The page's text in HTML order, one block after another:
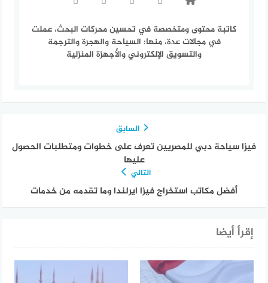
كاتبة محتوى ومتخصصة في تحسين محركات البحث، عملت
في مجالات عدة، منها: السياحة والهجرة والترجمة
والتسويق الإلكتروني والأجهزة المنزلية
السابق
فيزا سياحة دبي للمصريين تعرف على خطوات ومتطلبات الحصول
عليها
التالي
أفضل مكاتب استخراج فيزا ايرلندا وما تقدمه من خدمات
إقرأ أيضا